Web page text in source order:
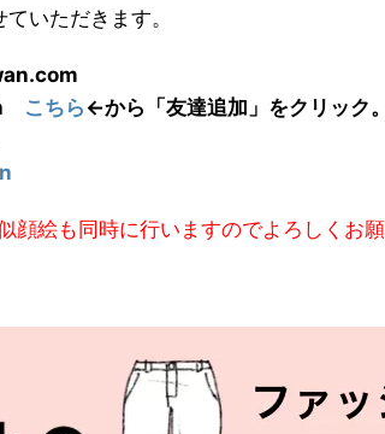
いただきます。
こちら←から「友達追加」をクリック
顔絵も同時に行いますのでよろしくお願